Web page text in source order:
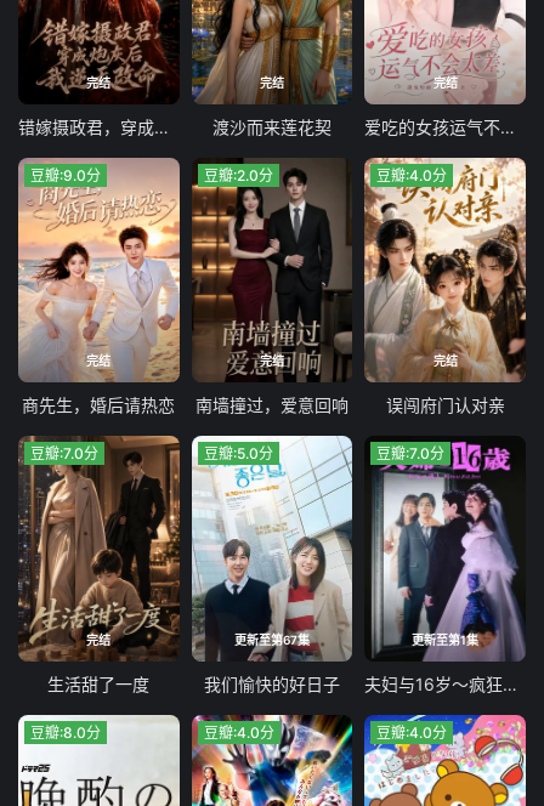
完结
错嫁摄政君，穿成炮灰后我逆天改命
完结
渡沙而来莲花契
完结
爱吃的女孩运气不会太差
完结
豆瓣:9.0分
商先生，婚后请热恋
完结
豆瓣:2.0分
南墙撞过，爱意回响
完结
豆瓣:4.0分
误闯府门认对亲
完结
豆瓣:7.0分
生活甜了一度
更新至第67集
豆瓣:5.0分
我们愉快的好日子
更新至第1集
豆瓣:7.0分
夫妇与16岁～疯狂的邻居～
豆瓣:8.0分 豆瓣:4.0分 豆瓣:4.0分